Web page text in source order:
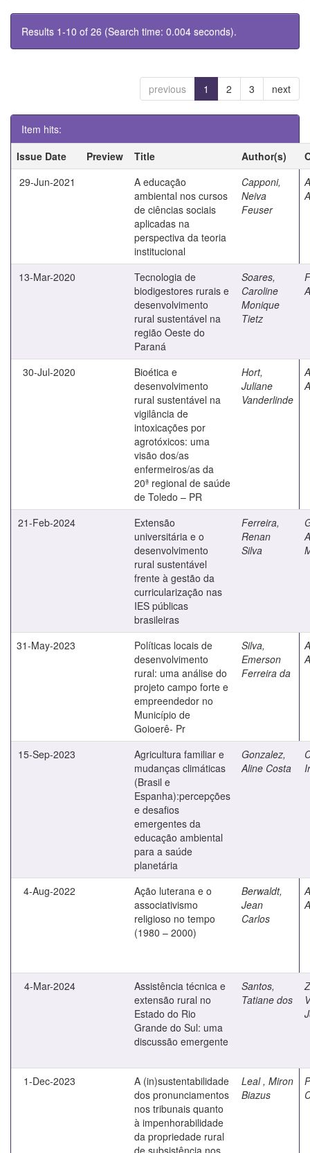
Results 1-10 of 26 (Search time: 0.004 seconds).
previous 1 2 3 next
Item hits:
Issue Date
Preview Title Author(s)
29-Jun-2021
A educação
ambiental nos cursos
de ciências sociais
aplicadas na
perspectiva da teoria
institucional
Capponi,
Neiva
Feuser
13-Mar-2020
Tecnologia de
biodigestores rurais e
desenvolvimento
rural sustentável na
região Oeste do
Paraná
Soares,
Caroline
Monique
Tietz
30-Jul-2020
Bioética e
desenvolvimento
rural sustentável na
vigilância de
intoxicações por
agrotóxicos: uma
visão dos/as
enfermeiros/as da
20ª regional de saúde
de Toledo – PR
Hort,
Juliane
Vanderlinde
21-Feb-2024
Extensão
universitária e o
desenvolvimento
rural sustentável
frente à gestão da
curricularização nas
IES públicas
brasileiras
Ferreira,
Renan
Silva
31-May-2023
Políticas locais de
desenvolvimento
rural: uma análise do
projeto campo forte e
empreendedor no
Município de
Goioerê- Pr
Silva,
Emerson
Ferreira da
15-Sep-2023
Agricultura familiar e
mudanças climáticas
(Brasil e
Espanha):percepções
e desafios
emergentes da
educação ambiental
para a saúde
planetária
Gonzalez,
Aline Costa
4-Aug-2022
Ação luterana e o
associativismo
religioso no tempo
(1980 – 2000)
Berwaldt,
Jean
Carlos
4-Mar-2024
Assistência técnica e
extensão rural no
Estado do Rio
Grande do Sul: uma
discussão emergente
Santos,
Tatiane dos
1-Dec-2023
A (in)sustentabilidade
dos pronunciamentos
nos tribunais quanto
à impenhorabilidade
da propriedade rural
de subsistência nos
Leal , Miron
Biazus